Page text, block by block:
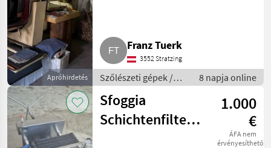
Apróhirdetés
Franz Tuerk
3552 Stratzing
Szőlészeti gépek /
Pincészeti gépek
8 napja online
Sfoggia
Schichtenfilter
1.000
€
ÁFA nem
érvényesíthető